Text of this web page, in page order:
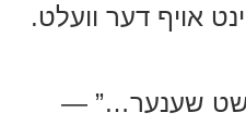
אויף דער וועלט.
שענער…” —